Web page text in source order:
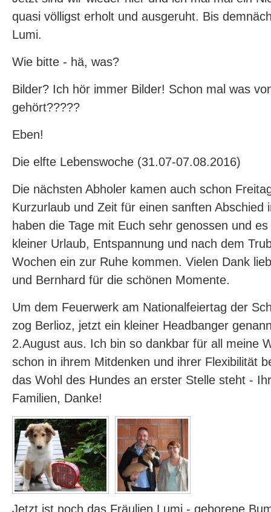
quasi völligst erholt und ausgeruht. Bis
Lumi.
Wie bitte - hä, was?
Bilder? Ich hör immer Bilder! Schon mal was
gehört?????
Eben!
Die elfte Lebenswoche (31.07-07.08.2016)
Die nächsten Abholer kamen auch schon
Kurzurlaub und Zeit für einen sanften Abschied
haben die Tage mit Euch sehr genossen und
kleiner Urlaub, Entspannung und nach dem
Wochen ein zur Ruhe kommen. Vielen Dank
und Bernhard für die schönen Momente.
Um dem Feuerwerk am Nationalfeiertag der
zog Berlioz, jetzt ein kleiner Headbanger
2.August aus. Ich bin so dankbar für all meine
schon in ihrem Mitdenken und ihrer Flexibilität
das Wohl des Hundes an erster Stelle steht -
Familien, Danke!
Jetzt ist noch das Fräulien Lumi - geborene